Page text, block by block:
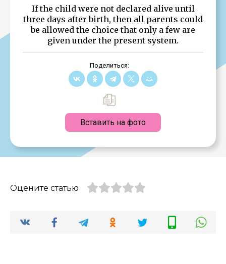
If the child were not declared alive until
three days after birth, then all parents could
be allowed the choice that only a few are
given under the present system.
Поделиться:
Вставить на фото
Оцените статью